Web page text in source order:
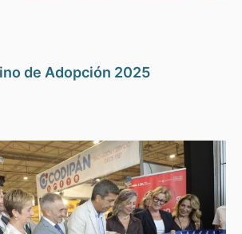
de Adopción 2025